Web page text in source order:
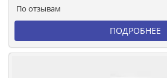
По отзывам
ПОДРОБНЕЕ